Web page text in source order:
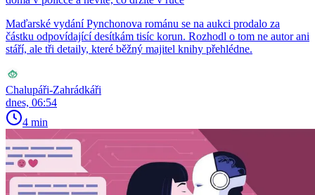
Maďarské vydání Pynchonova románu se na aukci prodalo za
částku odpovídající desítkám tisíc korun. Rozhodl o tom ne autor ani
stáří, ale tři detaily, které běžný majitel knihy přehlédne.
Chalupáři-Zahrádkáři
dnes, 06:54
4 min